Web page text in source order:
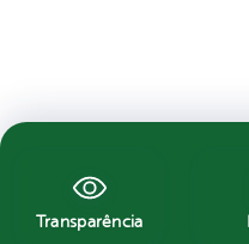
Transparência